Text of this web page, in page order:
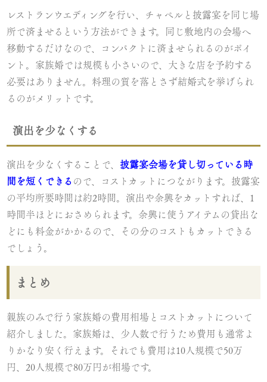
レストランウエディングを行い、チャペルと披露宴を同じ場
所で済ませるという方法ができます。同じ敷地内の会場へ
移動するだけなので、コンパクトに済ませられるのがポイ
ント。家族婚では規模も小さいので、大きな店を予約する
必要はありません。料理の質を落とさず結婚式を挙げられ
るのがメリットです。
演出を少なくする
演出を少なくすることで、 披露宴会場を貸し切っている時
間を短くできる ので、コストカットにつながります。披露宴
の平均所要時間は約2時間。演出や余興をカットすれば、1
時間半ほどにおさめられます。余興に使うアイテムの貸出な
どにも料金がかかるので、その分のコストもカットできる
でしょう。
まとめ
親族のみで行う家族婚の費用相場とコストカットについて
紹介しました。家族婚は、少人数で行うため費用も通常よ
りかなり安く行えます。それでも費用は10人規模で50万
円、20人規模で80万円が相場です。